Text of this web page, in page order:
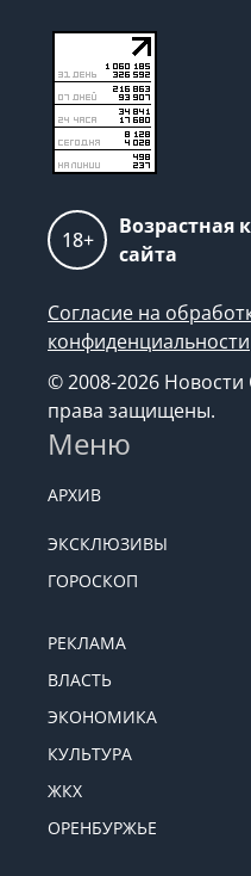
18+
Возрастная
сайта
Согласие на
конфиденциальности
© 2008-2026
права защищены.
Меню
АРХИВ
ЭКСКЛЮЗИВЫ
ГОРОСКОП
РЕКЛАМА
ВЛАСТЬ
ЭКОНОМИКА
КУЛЬТУРА
ЖКХ
ОРЕНБУРЖЬЕ